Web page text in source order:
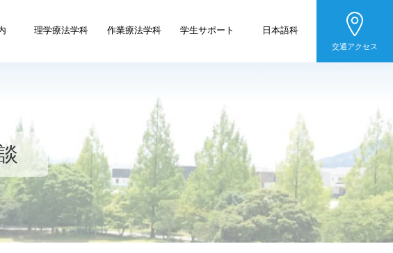
理学療法学科 作業療法学科 学生サポート 日本語科
交通アクセス